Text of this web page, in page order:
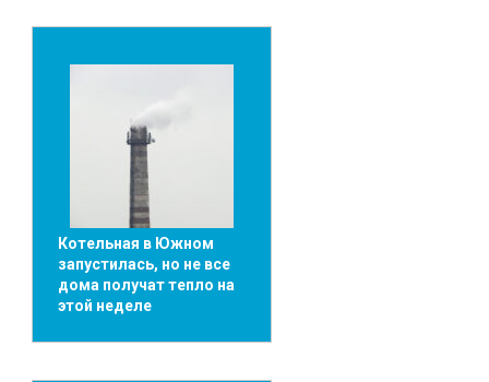
Котельная в Южном
запустилась, но не все
дома получат тепло на
этой неделе